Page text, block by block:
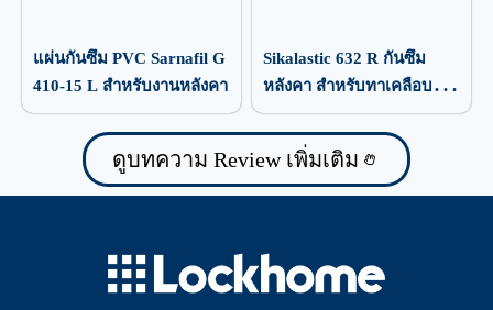
แผ่นกันซึม PVC Sarnafil G
410-15 L สำหรับงานหลังคา
Sikalastic 632 R กันซึม
หลังคา สำหรับทาเคลือบ
ป้องกันน้ำรั่วซึม
ดูบทความ Review เพิ่มเติม